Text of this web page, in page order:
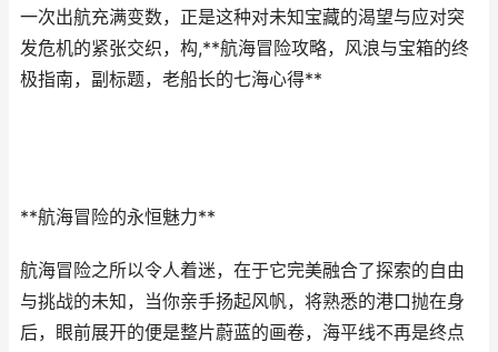
一次出航充满变数，正是这种对未知宝藏的渴望与应对突
发危机的紧张交织，构,**航海冒险攻略，风浪与宝箱的终
极指南，副标题，老船长的七海心得**
**航海冒险的永恒魅力**
航海冒险之所以令人着迷，在于它完美融合了探索的自由
与挑战的未知，当你亲手扬起风帆，将熟悉的港口抛在身
后，眼前展开的便是整片蔚蓝的画卷，海平线不再是终点